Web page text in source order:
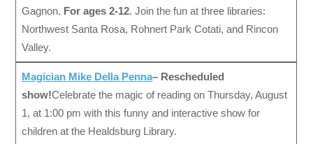
Gagnon. For ages 2-12. Join the fun at three libraries:
Northwest Santa Rosa, Rohnert Park Cotati, and Rincon
Valley.
Magician Mike Della Penna– Rescheduled
show!Celebrate the magic of reading on Thursday, August
1, at 1:00 pm with this funny and interactive show for
children at the Healdsburg Library.